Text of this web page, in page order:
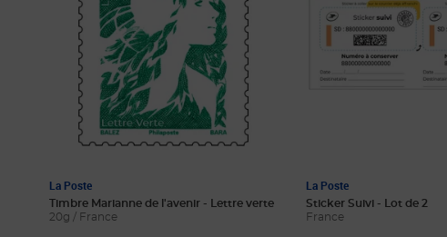
La Poste
Timbre Marianne de l'avenir - Lettre verte
20g / France
La Poste
Sticker Suivi - Lot de 2
France